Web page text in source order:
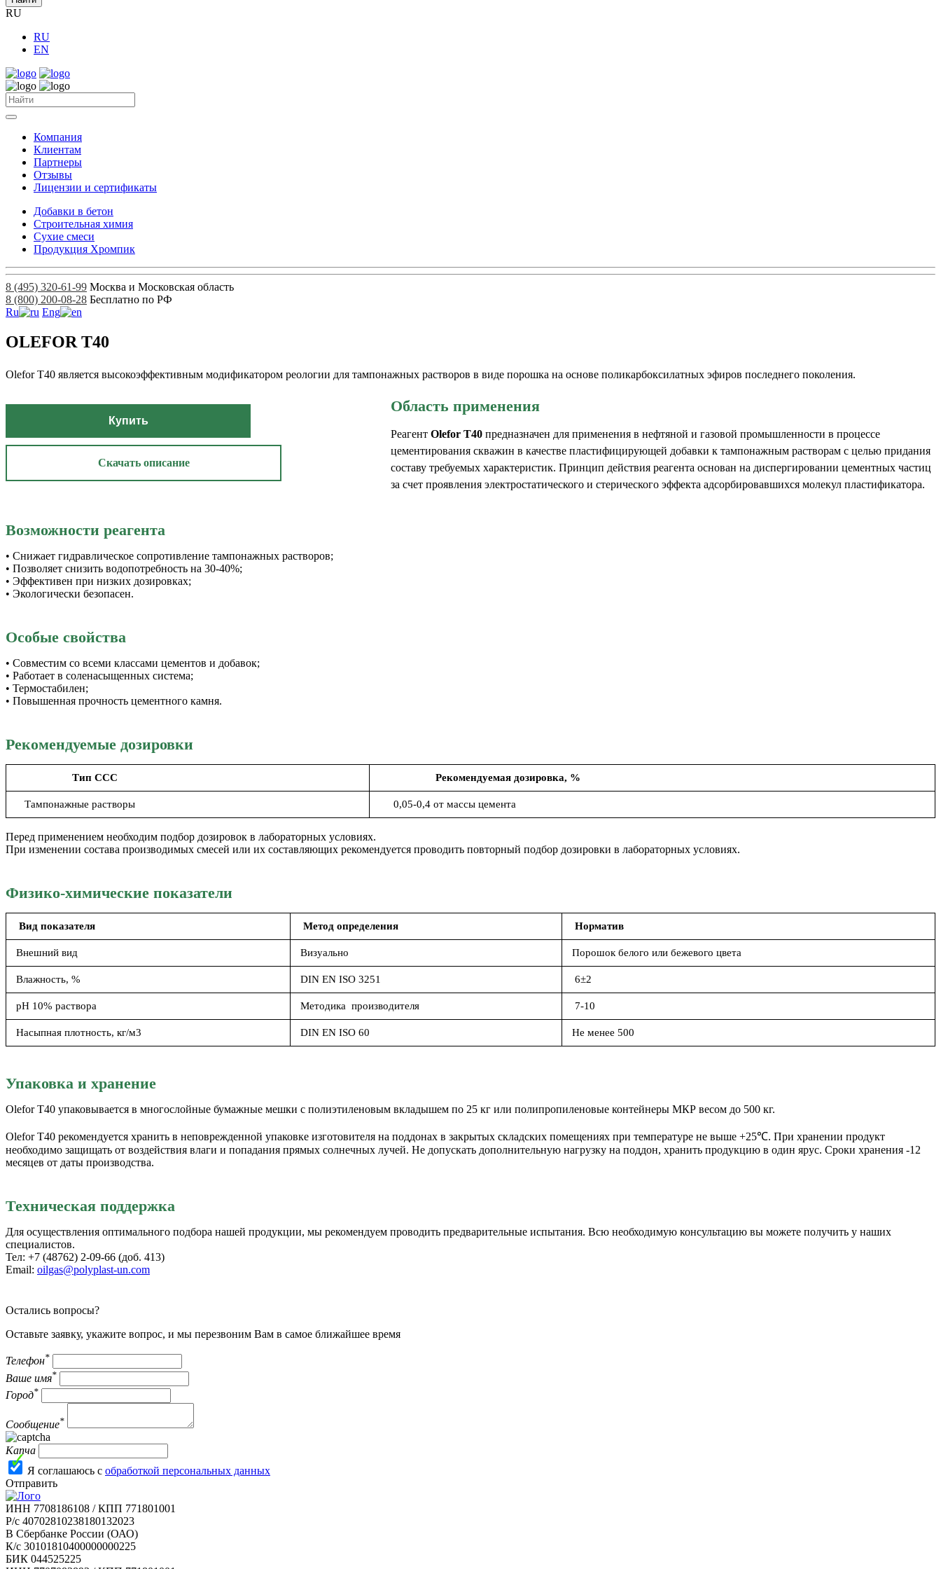
RU
RU
EN
Компания
Клиентам
Партнеры
Отзывы
Лицензии и сертификаты
Добавки в бетон
Строительная химия
Сухие смеси
Продукция Хромпик
8 (495) 320-61-99 Москва и Московская область
8 (800) 200-08-28 Бесплатно по РФ
Ru
Eng
OLEFOR Т40
Olefor T40 является высокоэффективным модификатором реологии для тампонажных растворов в виде порошка на основе поликарбоксилатных эфиров последнего поколения.
Купить
Скачать описание
Область применения
Реагент Olefor T40 предназначен для применения в нефтяной и газовой промышленности в процессе
цементирования скважин в качестве пластифицирующей добавки к тампонажным растворам с целью придания
составу требуемых характеристик. Принцип действия реагента основан на диспергировании цементных частиц
за счет проявления электростатического и стерического эффекта адсорбировавшихся молекул пластификатора.
Возможности реагента
• Снижает гидравлическое сопротивление тампонажных растворов;
• Позволяет снизить водопотребность на 30-40%;
• Эффективен при низких дозировках;
• Экологически безопасен.
Особые свойства
• Совместим со всеми классами цементов и добавок;
• Работает в соленасыщенных система;
• Термостабилен;
• Повышенная прочность цементного камня.
Рекомендуемые дозировки
Тип ССС Рекомендуемая дозировка, %
Тампонажные растворы 0,05-0,4 от массы цемента
Перед применением необходим подбор дозировок в лабораторных условиях.
При изменении состава производимых смесей или их составляющих рекомендуется проводить повторный подбор дозировки в лабораторных условиях.
Физико-химические показатели
Вид показателя Метод определения Норматив
Внешний вид Визуально Порошок белого или бежевого цвета
Влажность, % DIN EN ISO 3251 6±2
рН 10% раствора Методика производителя 7-10
Насыпная плотность, кг/м3 DIN EN ISO 60 Не менее 500
Упаковка и хранение
Olefor T40 упаковывается в многослойные бумажные мешки с полиэтиленовым вкладышем по 25 кг или полипропиленовые контейнеры МКР весом до 500 кг.
Olefor T40 рекомендуется хранить в неповрежденной упаковке изготовителя на поддонах в закрытых складских помещениях при температуре не выше +25℃. При хранении продукт
необходимо защищать от воздействия влаги и попадания прямых солнечных лучей. Не допускать дополнительную нагрузку на поддон, хранить продукцию в один ярус. Сроки хранения -12
месяцев от даты производства.
Техническая поддержка
Для осуществления оптимального подбора нашей продукции, мы рекомендуем проводить предварительные испытания. Всю необходимую консультацию вы можете получить у наших
специалистов.
Тел: +7 (48762) 2-09-66 (доб. 413)
Email: oilgas@polyplast-un.com
Остались вопросы?
Оставьте заявку, укажите вопрос, и мы перезвоним Вам в самое ближайшее время
Телефон*
Ваше имя*
Город*
Сообщение*
Капча
Я соглашаюсь с обработкой персональных данных
Отправить
ИНН 7708186108 / КПП 771801001
Р/с 40702810238180132023
В Сбербанке России (ОАО)
К/с 30101810400000000225
БИК 044525225